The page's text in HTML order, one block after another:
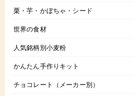
栗・芋・かぼちゃ・シード
世界の食材
人気銘柄別小麦粉
かんたん手作りキット
チョコレート（メーカー別）